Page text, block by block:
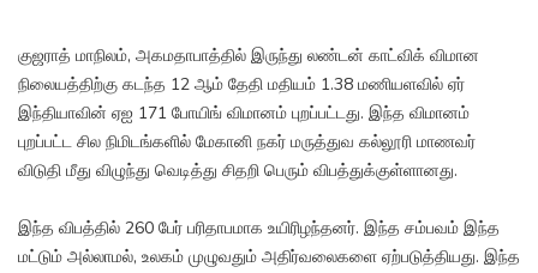
குஜராத் மாநிலம், அகமதாபாத்தில் இருந்து லண்டன் காட்விக் விமான
நிலையத்திற்கு கடந்த 12 ஆம் தேதி மதியம் 1.38 மணியளவில் ஏர்
இந்தியாவின் ஏஐ 171 போயிங் விமானம் புறப்பட்டது. இந்த விமானம்
புறப்பட்ட சில நிமிடங்களில் மேகானி நகர் மருத்துவ கல்லூரி மாணவர்
விடுதி மீது விழுந்து வெடித்து சிதறி பெரும் விபத்துக்குள்ளானது.
இந்த விபத்தில் 260 பேர் பரிதாபமாக உயிரிழந்தனர். இந்த சம்பவம் இந்த
மட்டும் அல்லாமல், உலகம் முழுவதும் அதிர்வலைகளை ஏற்படுத்தியது. இந்த